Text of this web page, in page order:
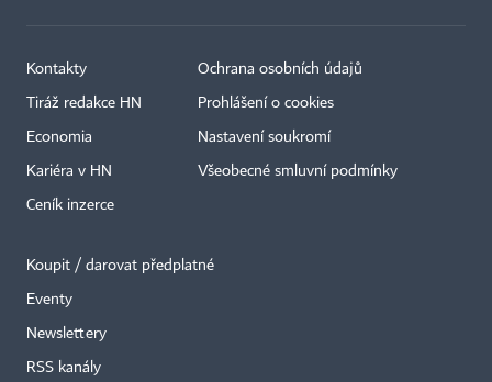
Kontakty
Tiráž redakce HN
Economia
Kariéra v HN
Ceník inzerce
Ochrana osobních údajů
Prohlášení o cookies
Nastavení soukromí
Všeobecné smluvní podmínky
Koupit / darovat předplatné
Eventy
Newslettery
RSS kanály